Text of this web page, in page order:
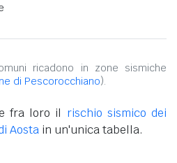
ricadono in zone sismiche
di Pescorocchiano).
fra loro il rischio sismico dei
Aosta in un'unica tabella.